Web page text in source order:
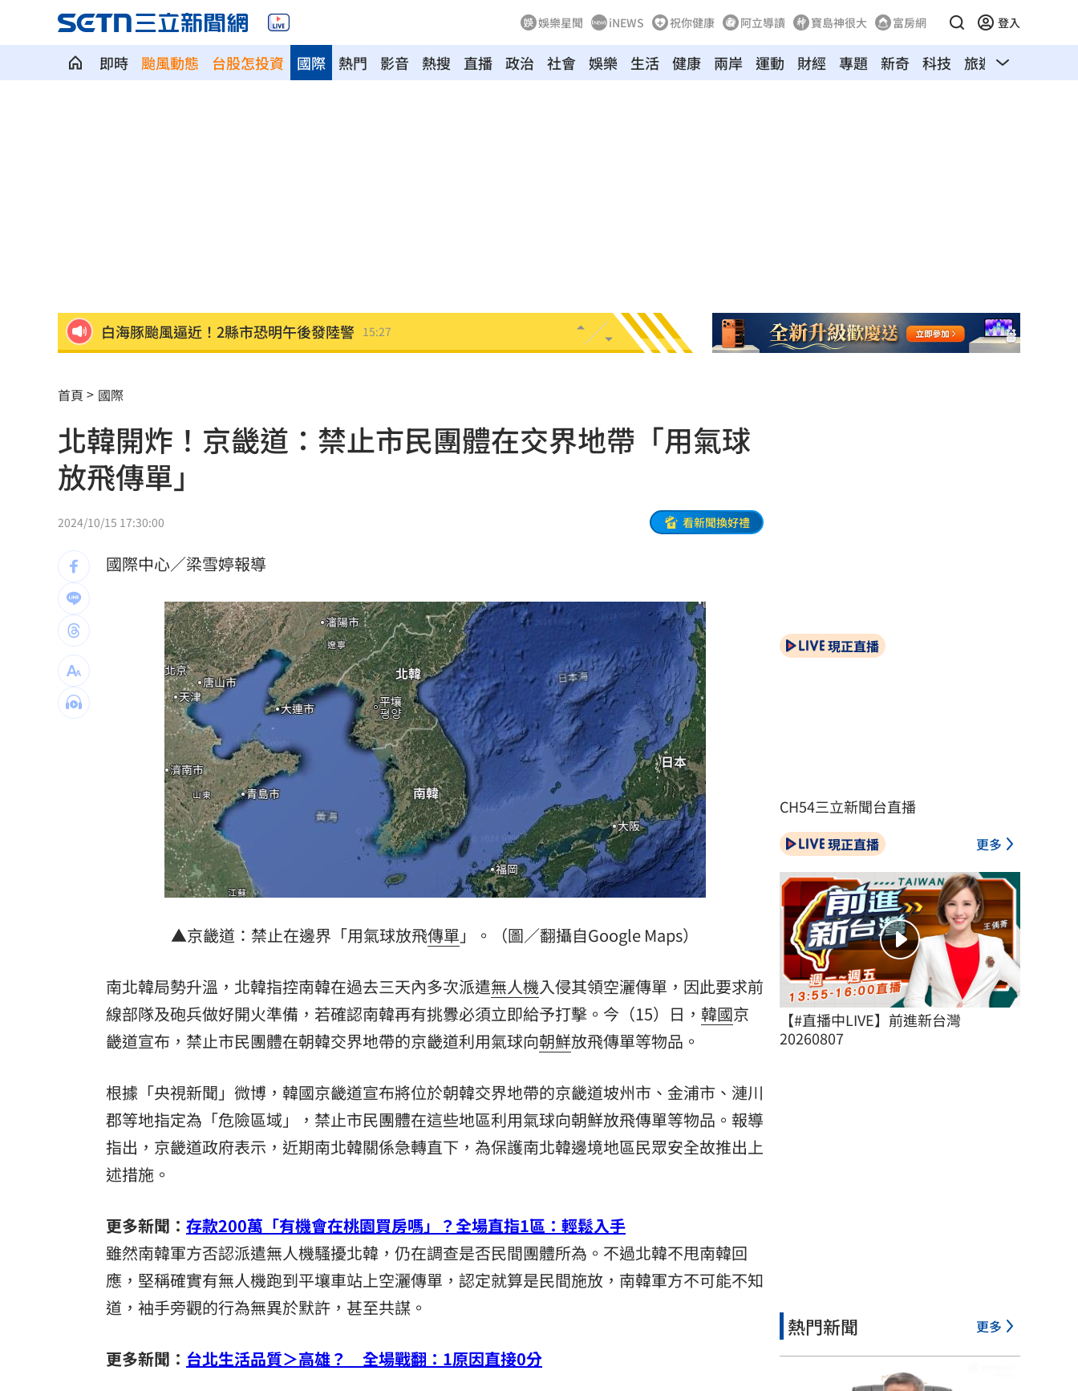
娛樂星聞 iNEWS 祝你健康 阿立導讀 寶島神很大 富房網 登入
即時 颱風動態 台股怎投資 熱門 影音 熱搜 直播 政治 社會 娛樂 生活 健康
國際 兩岸 運動 財經 專題 新奇 科技 旅遊 汽車
白海豚颱風逼近！2縣市恐明午後發陸警
怕哪天消失了蕭敬騰拒聽方大同神曲1年！
LaLaport施工意外 天花板崩、鷹架突掉落
新作破3千萬觀看 知名網紅揭血淚內幕 15:24
北市府無預警稽查夏莉絲 負責人竟在場等
統一獅邀日本女星松川星 到場當開球嘉賓 15:16
吳沛憶：面對中傷造謠 陳時中都不出惡言 15:16
台玻夫人喪子首發聲 曝2因素揭離世真相 15:16
橘貓「阿咪」失蹤138日！飼主懸賞20萬元 15:14
停車格內卡電線桿 駕駛抱怨：停不進去 15:14
新／被動元件股的他！下午5點開重訊
兆基案檢調6路搜索！約談前董座2高層到案 15:11
台灣彩券開獎直播中 20:31
三立iNEWS新聞台線上直播
商場戰國來臨 台中「頂奢大道」逐漸成形 12:00
台彩父親節推新刮刮樂千萬頭獎超「爸」氣 12:00
8國球員齊聚高雄 Formosa 7s掀足球熱潮 10:00
理想混蛋號召粉絲跨海追星吃美食！
首頁 國際
北韓開炸！京畿道：禁止市民團體在交界地帶「用氣球
放飛傳單」
2024/10/15 17:30:00 看新聞換好禮
國際中心／梁雪婷報導
▲京畿道：禁止在邊界「用氣球放飛傳單 」。（圖／翻攝自Google Maps）
南北韓局勢升溫，北韓指控南韓在過去三天內多次派遣無人機入侵其領空灑傳單，因此要求前
線部隊及砲兵做好開火準備，若確認南韓再有挑釁必須立即給予打擊。今（15）日， 韓國京
畿道宣布，禁止市民團體在朝韓交界地帶的京畿道利用氣球向朝鮮放飛傳單等物品。
根據「央視新聞」微博，韓國京畿道宣布將位於朝韓交界地帶的京畿道坡州市、金浦市、漣川
郡等地指定為「危險區域」，禁止市民團體在這些地區利用氣球向朝鮮放飛傳單等物品。報導
指出，京畿道政府表示，近期南北韓關係急轉直下，為保護南北韓邊境地區民眾安全故推出上
述措施。
更多新聞： 存款200萬「有機會在桃園買房嗎」？全場直指1區：輕鬆入手
雖然南韓軍方否認派遣無人機騷擾北韓，仍在調查是否民間團體所為。不過北韓不甩南韓回
應，堅稱確實有無人機跑到平壤車站上空灑傳單，認定就算是民間施放，南韓軍方不可能不知
道，袖手旁觀的行為無異於默許，甚至共謀。
更多新聞： 台北生活品質＞高雄？ 全場戰翻：1原因直接0分
現正直播
CH54三立新聞台直播
現正直播 更多
【#直播中LIVE】前進新台灣
20260807
熱門新聞 更多